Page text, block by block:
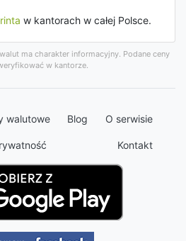
w kantorach w całej Polsce.
ma charakter informacyjny. Podane ceny
w kantorze.
walutowe Blog O serwisie
Kontakt